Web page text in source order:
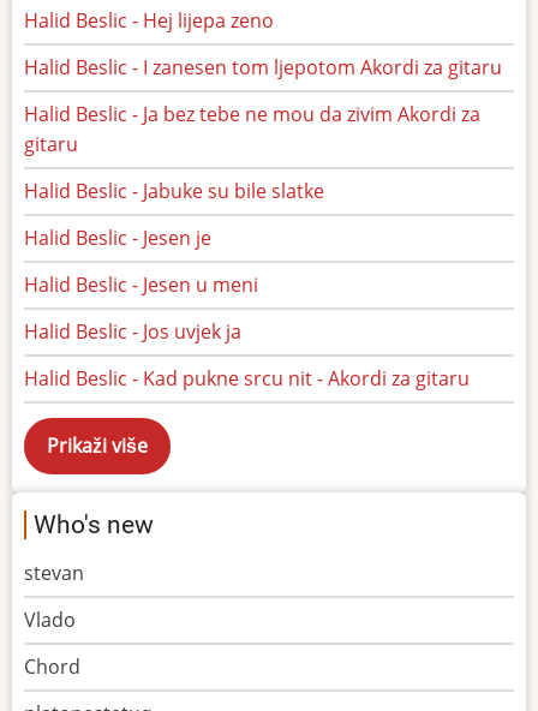
Halid Beslic - Hej lijepa zeno
Halid Beslic - I zanesen tom ljepotom Akordi za gitaru
Halid Beslic - Ja bez tebe ne mou da zivim Akordi za
gitaru
Halid Beslic - Jabuke su bile slatke
Halid Beslic - Jesen je
Halid Beslic - Jesen u meni
Halid Beslic - Jos uvjek ja
Halid Beslic - Kad pukne srcu nit - Akordi za gitaru
Who's new
stevan
Vlado
Chord